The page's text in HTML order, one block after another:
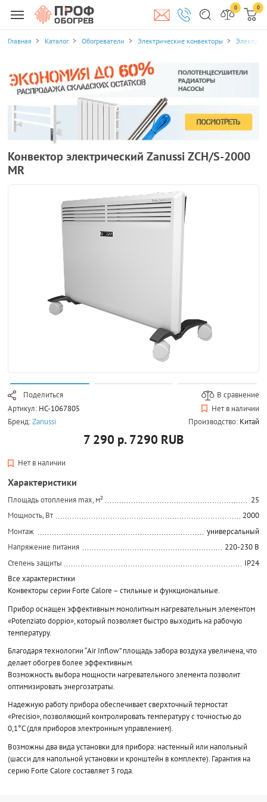
0 0
Главная Каталог Обогреватели Электрические конвекторы
Конвектор электрический Zanussi ZCH/S-2000
MR
Поделиться
В сравнение
Артикул: НС-1067805
Нет в наличии
Бренд:Zanussi Производство: Китай
7 290 р. 7290 RUB
Нет в наличии
Характеристики
Площадь отопления max, м²
25
Мощность, Вт
2000
Монтаж
универсальный
Напряжение питания
220-230 В
Степень защиты
IP24
Все характеристики
Конвекторы серии Forte Calore – стильные и функциональные.
Прибор оснащен эффективным монолитным нагревательным элементом
«Potenziato doppio», который позволяет быстро выходить на рабочую
температуру.
Благодаря технологии “Air Inflow” площадь забора воздуха увеличена, что
делает обогрев более эффективным.
Возможность выбора мощности нагревательного элемента позволит
оптимизировать энергозатраты.
Надежную работу прибора обеспечивает сверхточный термостат
«Precisio», позволяющий контролировать температуру с точностью до
0,1°С (для приборов электронным управлением).
Возможны два вида установки для прибора: настенный или напольный
(шасси для напольной установки и кронштейн в комплекте). Гарантия на
серию Forte Calore составляет 3 года.